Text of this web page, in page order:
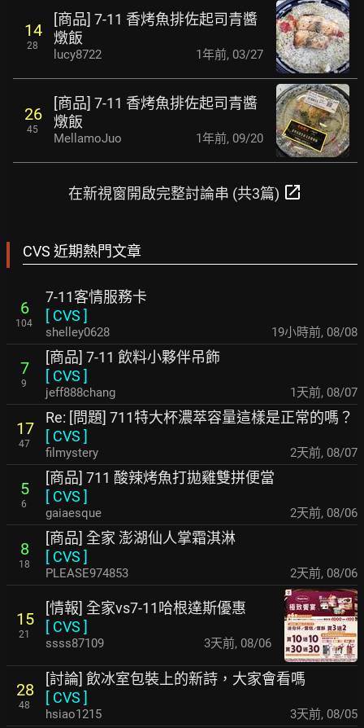
14
28
[商品] 7-11 香烤魚排佐起司青醬
燉飯
lucy8722 1年前, 03/27
26
45
[商品] 7-11 香烤魚排佐起司青醬
燉飯
MellamoJuo 1年前, 09/20
在新視窗開啟完整討論串 (共3篇) open_in_new
CVS 近期熱門文章
6
104
7-11客情服務卡
[ CVS ]
shelley0628 19小時前, 08/08
7
9
[商品] 7-11 飲料小夥伴吊飾
[ CVS ]
jeff888chang 1天前, 08/07
17
47
Re: [問題] 711特大杯濃萃容量這樣是正常的嗎？
[ CVS ]
filmystery 2天前, 08/07
5
6
[商品] 711 酸辣烤魚打拋雞雙拼便當
[ CVS ]
gaiaesque 2天前, 08/06
8
18
[商品] 全家 澎湖仙人掌霜淇淋
[ CVS ]
PLEASE974853 2天前, 08/06
15
21
[情報] 全家vs7-11哈根達斯優惠
[ CVS ]
ssss87109 3天前, 08/06
28
48
[討論] 飲冰室包裝上的新詩，大家會看嗎
[ CVS ]
hsiao1215 3天前, 08/05